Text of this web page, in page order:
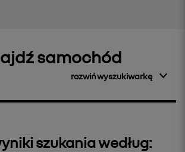
samochód
rozwiń wyszukiwarkę
szukania według: